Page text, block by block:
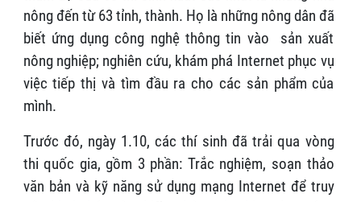
nông đến từ 63 tỉnh, thành. Họ là những nông dân đã
biết ứng dụng công nghệ thông tin vào sản xuất
nông nghiệp; nghiên cứu, khám phá Internet phục vụ
việc tiếp thị và tìm đầu ra cho các sản phẩm của
mình.
Trước đó, ngày 1.10, các thí sinh đã trải qua vòng
thi quốc gia, gồm 3 phần: Trắc nghiệm, soạn thảo
văn bản và kỹ năng sử dụng mạng Internet để truy